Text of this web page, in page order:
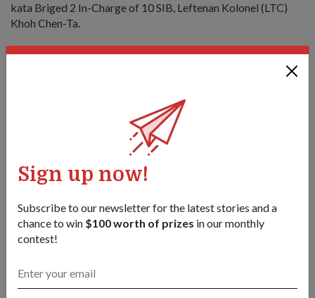
Sign up now!
Subscribe to our newsletter for the latest stories and a
chance to win $100 worth of prizes in our monthly
contest!
kata Briged 2 In-Charge of 10 SIB, Leftenan Kolonel (LTC)
Khoh Chen-Ta.
"Sebagai Anggota Perkhidmatan Negara Bersedia Operasi
(NSmen), kami mungkin hanya kembali (untuk Latihan Dalam
Kem) untuk beberapa minggu setiap tahun. Tetapi bekerja
dengan tentera Regular seperti Tentera AS, kami meneliti
kebolehan dan keupayaan kami adalah tidak jauh
"Kami masih tetap berkomited atau terlatih, dan mampu
melaksanakan misi yang diperlukan daripada kami. Setelah
melihat komitmen pasukan saya terhadap Perkhidmatan
keyakinan," kata pemain berusia 45 tahun itu.